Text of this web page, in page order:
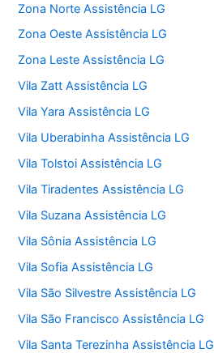
Zona Norte Assistência LG
Zona Oeste Assistência LG
Zona Leste Assistência LG
Vila Zatt Assistência LG
Vila Yara Assistência LG
Vila Uberabinha Assistência LG
Vila Tolstoi Assistência LG
Vila Tiradentes Assistência LG
Vila Suzana Assistência LG
Vila Sônia Assistência LG
Vila Sofia Assistência LG
Vila São Silvestre Assistência LG
Vila São Francisco Assistência LG
Vila Santa Terezinha Assistência LG